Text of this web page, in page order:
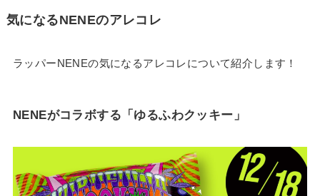
気になるNENEのアレコレ
ラッパーNENEの気になるアレコレについて紹介します！
NENEがコラボする「ゆるふわクッキー」